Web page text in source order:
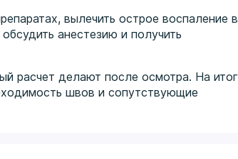
вылечить острое воспаление
анестезию и получить
расчет делают после осмотра. На итог
швов и сопутствующие